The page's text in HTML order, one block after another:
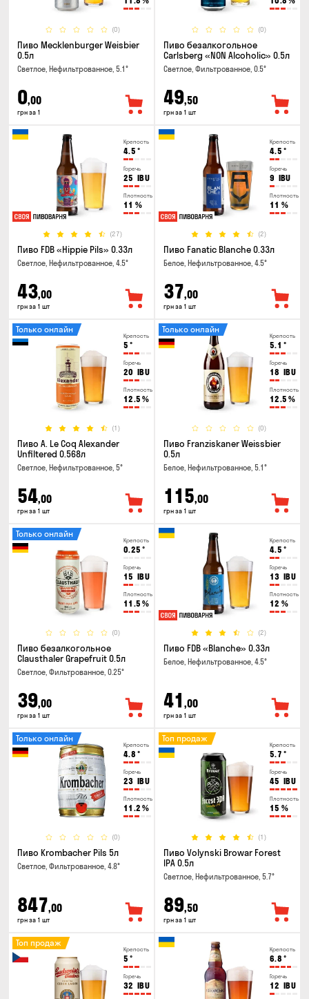
(0)
Пиво Mecklenburger Weisbier
0.5л
Светлое, Нефильтрованное, 5.1°
0,00
грн за 1
(0)
Пиво безалкогольное
Carlsberg «NON Alcoholic» 0.5л
Светлое, Фильтрованное, 0.5°
49,50
грн за 1 шт
Крепость
4.5 °
Горечь
25 IBU
Плотность
11 %
(27)
Пиво FDB «Hippie Pils» 0.33л
Светлое, Нефильтрованное, 4.5°
43,00
грн за 1 шт
Крепость
4.5 °
Горечь
9 IBU
Плотность
11 %
(2)
Пиво Fanatic Blanche 0.33л
Белое, Нефильтрованное, 4.5°
37,00
грн за 1 шт
Крепость
5 °
Горечь
20 IBU
Плотность
12.5 %
(1)
Только онлайн
Пиво A. Le Coq Alexander
Unfiltered 0.568л
Светлое, Нефильтрованное, 5°
54,00
грн за 1 шт
Крепость
5.1 °
Горечь
18 IBU
Плотность
12.5 %
(0)
Только онлайн
Пиво Franziskaner Weissbier
0.5л
Белое, Нефильтрованное, 5.1°
115,00
грн за 1 шт
Крепость
0.25 °
Горечь
15 IBU
Плотность
11.5 %
(0)
Только онлайн
Пиво безалкогольное
Clausthaler Grapefruit 0.5л
Светлое, Фильтрованное, 0.25°
39,00
грн за 1 шт
Крепость
4.5 °
Горечь
13 IBU
Плотность
12 %
(2)
Пиво FDB «Blanche» 0.33л
Белое, Нефильтрованное, 4.5°
41 ,00
грн за 1 шт
Крепость
4.8 °
Горечь
23 IBU
Плотность
11.2 %
(0)
Только онлайн
Пиво Krombacher Pils 5л
Светлое, Фильтрованное, 4.8°
847,00
грн за 1 шт
Крепость
5.7 °
Горечь
45 IBU
Плотность
15 %
(1)
Топ продаж
Пиво Volynski Browar Forest
IPA 0.5л
Светлое, Нефильтрованное, 5.7°
89,50
грн за 1 шт
Крепость
5 °
Горечь
32 IBU
Топ продаж
Крепость
6.8 °
Горечь
12 IBU